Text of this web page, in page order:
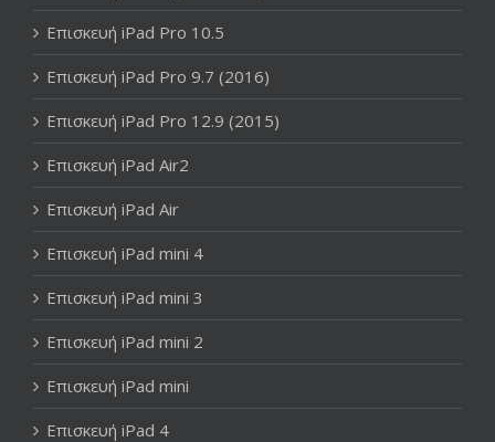
Επισκευή iPad Pro 10.5
Επισκευή iPad Pro 9.7 (2016)
Επισκευή iPad Pro 12.9 (2015)
Επισκευή iPad Air2
Επισκευή iPad Air
Επισκευή iPad mini 4
Επισκευή iPad mini 3
Επισκευή iPad mini 2
Επισκευή iPad mini
Επισκευή iPad 4